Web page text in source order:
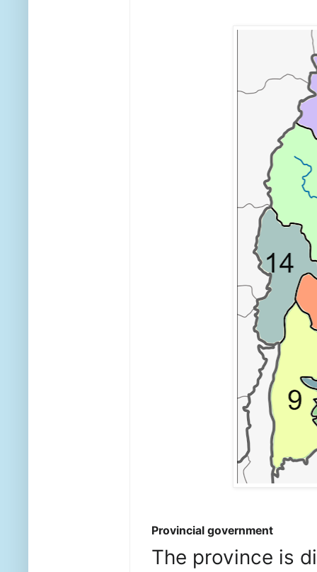
Provincial government
The province is